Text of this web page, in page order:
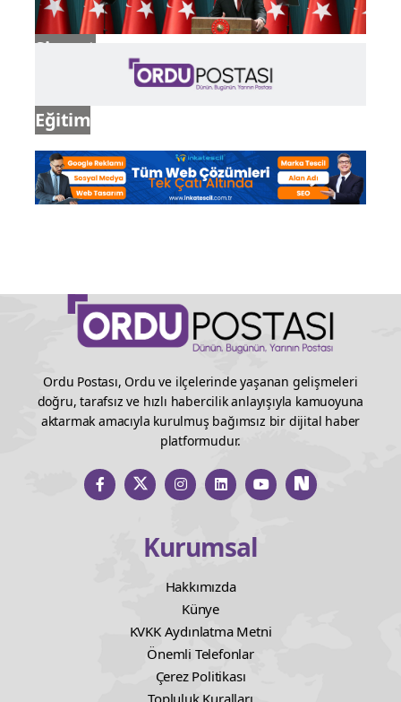
Siyaset
Eğitim
Ordu Postası, Ordu ve ilçelerinde yaşanan gelişmeleri
doğru, tarafsız ve hızlı habercilik anlayışıyla kamuoyuna
aktarmak amacıyla kurulmuş bağımsız bir dijital haber
platformudur.
Kurumsal
Hakkımızda
Künye
KVKK Aydınlatma Metni
Önemli Telefonlar
Çerez Politikası
Topluluk Kuralları